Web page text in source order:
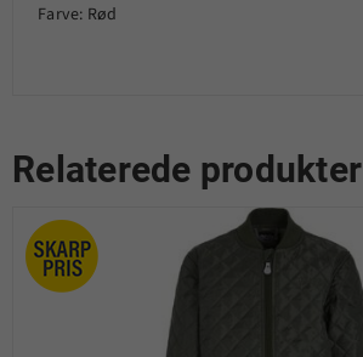
Farve: Rød
Relaterede produkter